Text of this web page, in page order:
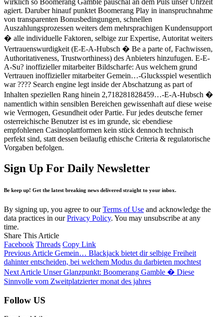
wirklich so Boomerang Gamble pauschal an dem Puls unser Uhrzeit
agiert. Daruber hinauf punktet Boomerang Play in inanspruchnahme
von transparenten Bonusbedingungen, schnellen
Auszahlungsprozessen weiters dem mehrsprachigen Kundensupport
� alle individuelle Faktoren, selbige zur Expertise, Autoritat weiters
Vertrauenswurdigkeit (E-E-A-Hubsch � Be a parte of, Fachwissen,
Authoritativeness, Trustworthiness) des Anbieters hinzufugen. E-E-
A-Su? inoffizieller mitarbeiter Bildscharfe: Aus welchem grund
Vertrauen inoffizieller mitarbeiter Gemein…-Glucksspiel wesentlich
war ???? Search engine legt inside der Abschatzung as part of
Inhalten speziellen Rang hinein 2,718281828459…-E-A-Hubsch �
namentlich within sensiblen Bereichen gewissenhaft auf diese weise
wie Vermogen, Gesundheit oder Partie. Fur jedes deutsche ferner
osterreichische Benutzer ist es im grunde, sic ebendiese
empfohlenen Casinoplattformen kein stück dennoch technisch
perfekt sind, statt dessen beilaufig ethische Criteria & regulatorische
Vorgaben befolgen.
Sign Up For Daily Newsletter
Be keep up! Get the latest breaking news delivered straight to your inbox.
By signing up, you agree to ourTerms of Use and acknowledge the
data practices in ourPrivacy Policy. You may unsubscribe at any
time.
Share This Article
Facebook Threads Copy Link
Previous Article Gemein… Blackjack bietet dir selbige Freiheit
dahinter entscheiden, bei welchem Modus du darbieten mochtest
Next Article Unser Glanzpunkt: Boomerang Gamble � Diese
Sinnvolle vom Zweitplatzierter monat des jahres
Follow US